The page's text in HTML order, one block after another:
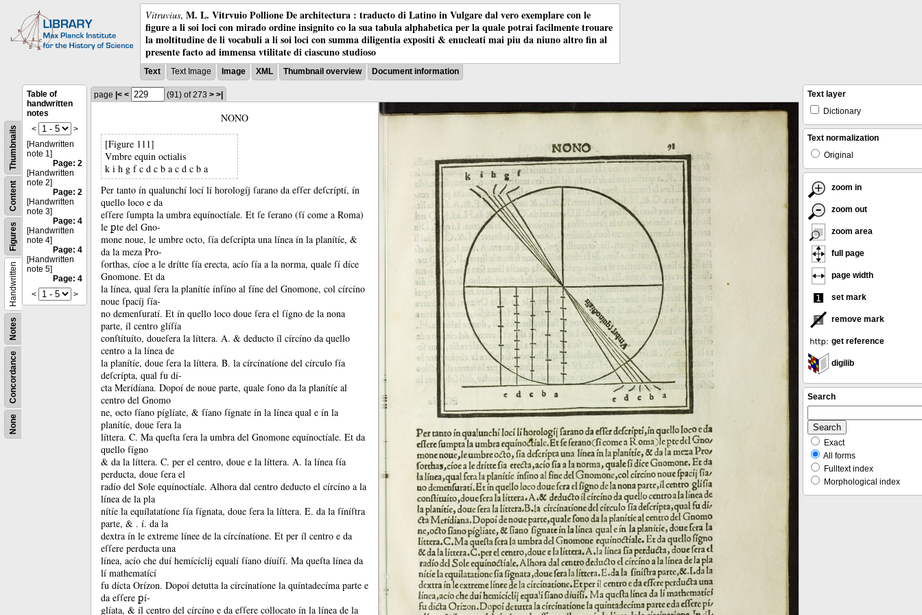
Vitruvius, M. L. Vitrvuio Pollione De architectura : traducto di Latino in Vulgare dal vero exemplare con le
figure a li soi loci con mirado ordine insignito co la sua tabula alphabetica per la quale potrai facilmente trouare
la moltitudine de li vocabuli a li soi loci con summa diligentia expositi & enucleati mai piu da niuno altro fin al
presente facto ad immensa vtilitate di ciascuno studioso
Text Text Image Image XML Thumbnail overview Document information
None
Concordance
Notes
Handwritten
Figures
Content
Thumbnails
Table of
handwritten
notes
<
>
[Handwritten
note 1]
Page: 2
[Handwritten
note 2]
Page: 2
[Handwritten
note 3]
Page: 4
[Handwritten
note 4]
Page: 4
[Handwritten
note 5]
Page: 4
<
>
page |< < (91) of 273 > >|
NONO
[Figure 111]
Vmbre equin octialis
k i h g f c d c b a c d c b a
Per tanto ín qualunchí locí lí horologíj ſarano da eſſer deſcríptí, ín
quello loco e da
eſſere ſumpta la umbra equínoctíale. Et ſe ſerano (ſí come a Roma)
le ꝑte del Gno-
mone noue, le umbre octo, ſía deſcrípta una línea ín la planítíe, &
da la meza Pro-
ſorthas, cíoe a le drítte ſía erecta, acío ſía a la norma, quale ſí díce
Gnomone. Et da
la línea, qual ſera la planítíe ínſíno al fíne del Gnomone, col círcíno
noue ſpacíj ſía-
no demenſuratí. Et ín quello loco doue ſera el ſígno de la nona
parte, íl centro glíſía
conſtítuíto, doueſera la líttera. A. & deducto íl círcíno da quello
centro a la línea de
la planítíe, doue ſera la líttera. B. la círcínatíone del círculo ſía
deſcrípta, qual fu dí-
cta Merídíana. Dopoí de noue parte, quale ſono da la planítíe al
centro del Gnomo
ne, octo ſíano píglíate, & ſíano ſígnate ín la línea qual e ín la
planítíe, doue ſera la
líttera. C. Ma queſta ſera la umbra del Gnomone equínoctíale. Et da
quello ſígno
& da la líttera. C. per el centro, doue e la líttera. A. la línea ſía
perducta, doue ſera el
radío del Sole equínoctíale. Alhora dal centro deducto el círcíno a la
línea de la pla
nítíe la equílatatíone ſía ſígnata, doue ſera la líttera. E. da la ſíníſtra
parte, & . í. da la
dextra ín le extreme línee de la círcínatíone. Et per íl centro e da
eſſere perducta una
línea, acío che duí hemícíclíj equalí ſíano díuíſí. Ma queſta línea da
lí mathematící
fu dícta Orízon. Dopoí detutta la círcínatíone la quíntadecíma parte e
da eſſere ꝑí-
glíata, & íl centro del círcíno e da eſſere collocato ín la línea de la
Text layer
Dictionary
Text normalization
Original
zoom in
zoom out
zoom area
full page
page width
set mark
remove mark
get reference
digilib
Search
Exact
All forms
Fulltext index
Morphological index